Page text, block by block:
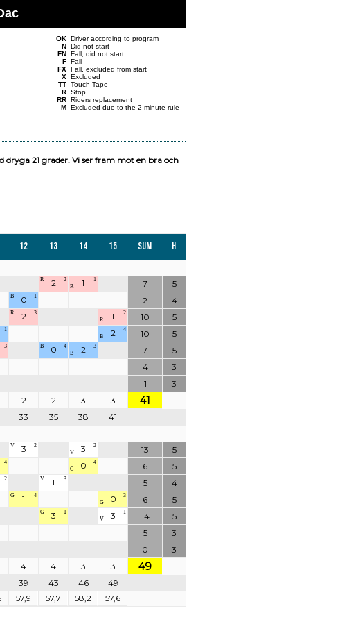
OK Driver according to program
N Did not start
FN Fall, did not start
F Fall
FX Fall, excluded from start
X Excluded
TT Touch Tape
R Stop
RR Riders replacement
M Excluded due to the 2 minute rule
21 grader. Vi ser fram mot en bra och
12 13 14 15 Sum H
R 2 2 1
1
R
7
5
B 0 1 2
4
R 2 3 1
2
R
10
5
1 2
4
B
10
5
3 B 0 4 2
3
B
7
5
4
3
1
3
2 2 3 3 41
33 35 38
41
V 3 2 3
2
V
13
5
4 0
4
G
6
5
2 V 1 3 5
4
G 1 4 0
3
G
6
5
G 3 1 3
1
V
14
5
5
3
0
3
4 4 3 3 49
39 43 46
49
57,9 57,7 58,2 57,6